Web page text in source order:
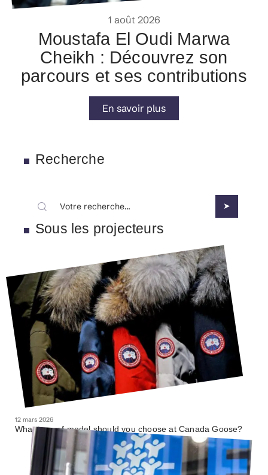
1 août 2026
Moustafa El Oudi Marwa
Cheikh : Découvrez son
parcours et ses contributions
En savoir plus
Recherche
Sous les projecteurs
12 mars 2026
What type of model should you choose at Canada Goose?